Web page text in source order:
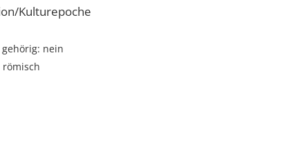
Kulturepoche
nein